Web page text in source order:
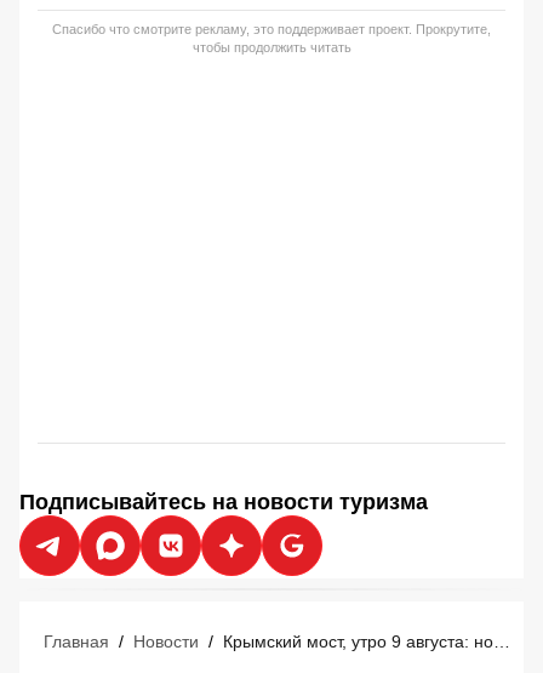
Спасибо что смотрите рекламу, это поддерживает проект. Прокрутите,
чтобы продолжить читать
Подписывайтесь на новости туризма
Главная / Новости /